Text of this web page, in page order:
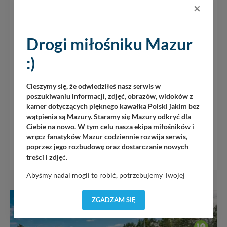
Restauracja Wiatr i Woda
ul. Przemysłowa 17, Wilkasy, Giżycko
tel. 503 137 875 tel. 87 428 01 94
PROFIL FACEBOOK
MAPA GOOGLE
×
Drogi miłośniku Mazur
:)
Cieszymy się, że odwiedziłeś nasz serwis w
poszukiwaniu informacji, zdjęć, obrazów, widoków z
kamer dotyczących pięknego kawałka Polski jakim bez
wątpienia są Mazury. Staramy się Mazury odkryć dla
Ciebie na nowo. W tym celu nasza ekipa miłośników i
wręcz fanatyków Mazur codziennie rozwija serwis,
poprzez jego rozbudowę oraz dostarczanie nowych
treści i zdjęć.
Abyśmy nadal mogli to robić, potrzebujemy Twojej
dostosować do Twoich preferencji. Twoje dane (w tym
pliki cookies) będą zapisywane w celu usprawnienia
ZGADZAM SIĘ